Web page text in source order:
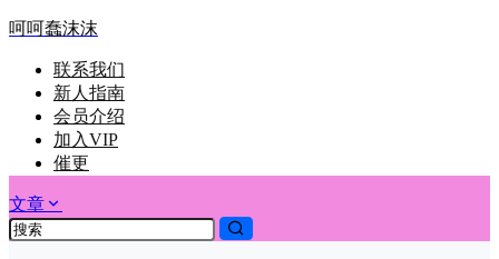
呵呵蠢沫沫
联系我们
新人指南
会员介绍
加入VIP
催更
文章